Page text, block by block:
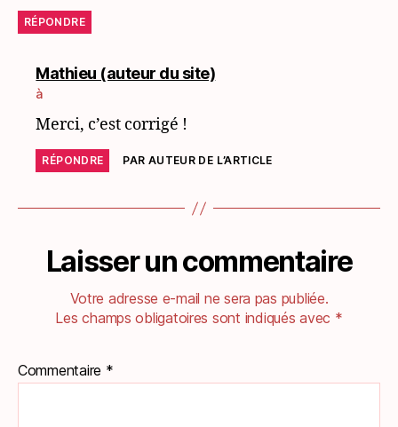
RÉPONDRE
Mathieu (auteur du site)dit :
à
Merci, c’est corrigé !
RÉPONDRE PAR AUTEUR DE L’ARTICLE
Laisser un commentaire
Votre adresse e-mail ne sera pas publiée.
Les champs obligatoires sont indiqués avec *
Commentaire *